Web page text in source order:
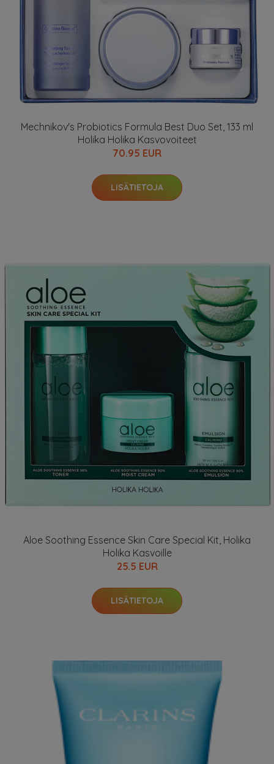
Mechnikov's Probiotics Formula Best Duo Set, 133 ml
Holika Holika Kasvovoiteet
70.95 EUR
LISÄTIETOJA
Aloe Soothing Essence Skin Care Special Kit, Holika
Holika Kasvoille
25.5 EUR
LISÄTIETOJA